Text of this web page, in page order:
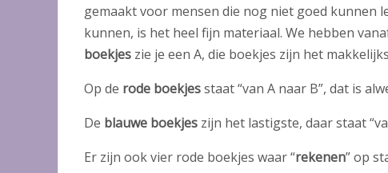
gemaakt voor mensen die nog niet goed kunnen
kunnen, is het heel fijn materiaal. We hebben
boekjes zie je een A, die boekjes zijn het
Op de rode boekjesstaat “van A naar B”, dat is
De blauwe boekjes zijn het lastigste, daar staat
Er zijn ook vier rode boekjes waar “rekenen” op